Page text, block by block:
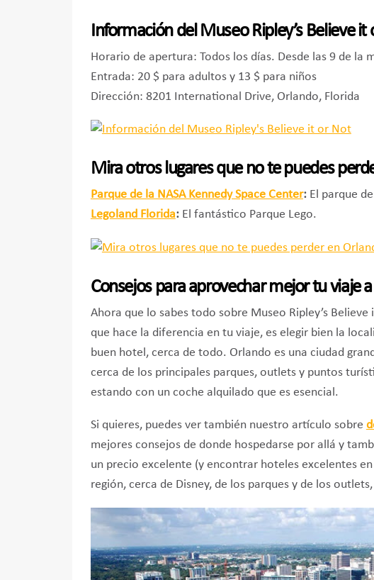
Información del Museo Ripley’s Believe it
Horario de apertura: Todos los días. Desde las 9 de la
Entrada: 20 $ para adultos y 13 $ para niños
Dirección: 8201 International Drive, Orlando, Florida
Mira otros lugares que no te puedes
Parque de la NASA Kennedy Space Center:El parque de
Legoland Florida:El fantástico Parque Lego.
Consejos para aprovechar mejor tu viaje
Ahora que lo sabes todo sobre Museo Ripley’s
que hace la diferencia en tu viaje, es elegir bien la
buen hotel, cerca de todo. Orlando es una ciudad
cerca de los principales parques, outlets y puntos
estando con un coche alquilado que es esencial.
Si quieres, puedes ver también nuestro artículo sobre
mejores consejos de donde hospedarse por allá y
un precio excelente (y encontrar hoteles excelentes
región, cerca de Disney, de los parques y de los